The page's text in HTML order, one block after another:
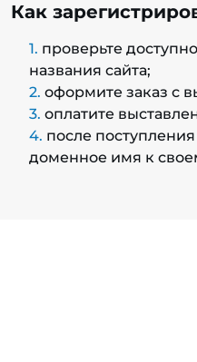
Как
проверьте
названия сайта;
оформите заказ с
оплатите
после
доменное имя к